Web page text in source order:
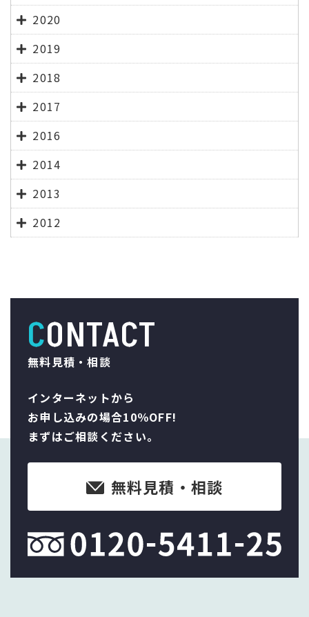
2020
2019
2018
2017
2016
2014
2013
2012
CONTACT
無料見積・相談
インターネットから
お申し込みの場合10％OFF!
まずはご相談ください。
無料見積・相談